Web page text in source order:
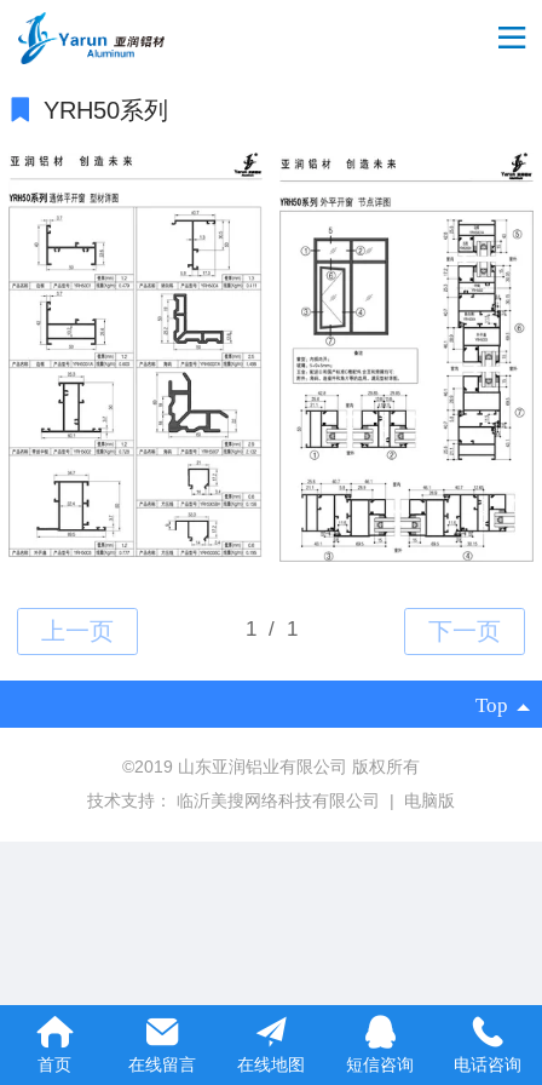
YRH50系列
Top
©2019 山东亚润铝业有限公司 版权所有
技术支持： 临沂美搜网络科技有限公司 | 电脑版
首页 在线留言 在线地图 短信咨询 电话咨询